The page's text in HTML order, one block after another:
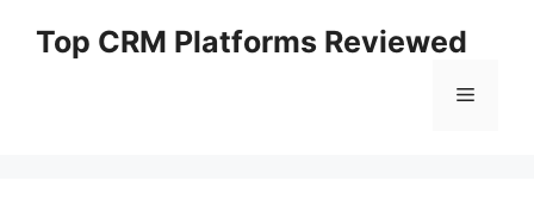
Top CRM Platforms Reviewed
Menu